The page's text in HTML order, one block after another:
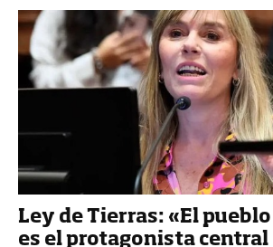
Ley de Tierras: «El
es el protagonista central